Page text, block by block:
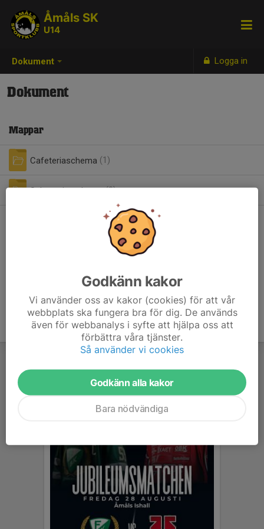
Dokument Logga in
Åmåls SK
U14
Dokument
Mappar
Cafeteriaschema (1)
Sekretariatschema (0)
Godkänn kakor
Vi använder oss av kakor (cookies) för att vår
webbplats ska fungera bra för dig. De används
även för webbanalys i syfte att hjälpa oss att
förbättra våra tjänster.
Så använder vi cookies
Godkänn alla kakor
Bara nödvändiga